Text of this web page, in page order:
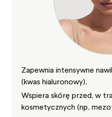
Zapewnia intensywne
(kwas hialuronowy).
Wspiera skórę przed, w
kosmetycznych (np.